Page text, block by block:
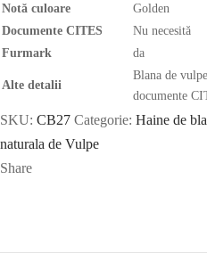
Notă culoare
Golden
Documente CITES
Nu necesită
Furmark
da
Alte detalii
Blana de
documente
SKU: CB27 Categorie: Haine de
naturala de Vulpe
Share